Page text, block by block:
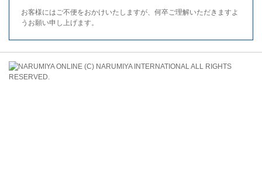
お客様にはご不便をおかけいたしますが、何卒ご理解いただきますよ
うお願い申し上げます。